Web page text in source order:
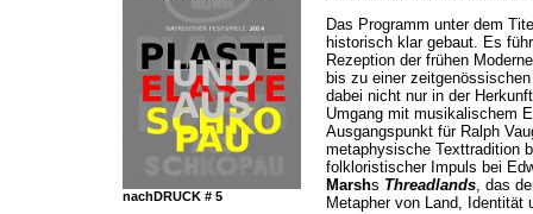
nachDRUCK # 5
Das Programm unter dem
historisch klar gebaut. Es
Rezeption der frühen
bis zu einer
dabei nicht nur in der
Umgang mit musikalischem
Ausgangspunkt für Ralph
metaphysische Texttradition
folkloristischer Impuls bei
Marshs Threadlands, das
Metapher von Land, Identität